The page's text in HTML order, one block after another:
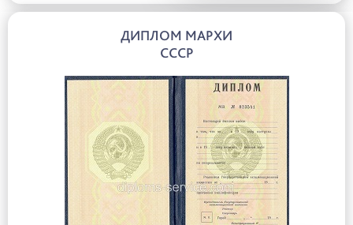
ДИПЛОМ МАРХИ
СССР